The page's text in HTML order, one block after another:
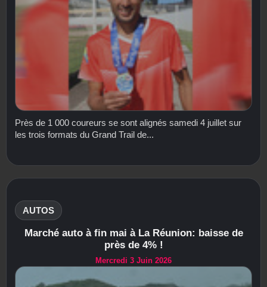
Près de 1 000 coureurs se sont alignés samedi 4 juillet sur
les trois formats du Grand Trail de...
AUTOS
Marché auto à fin mai à La Réunion: baisse de
près de 4% !
Mercredi 3 Juin 2026